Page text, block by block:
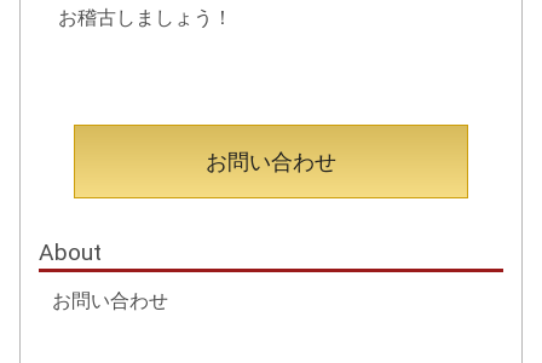
り、このところの状況からお弟子様方のご健康を考慮し、も
≪お稽古場再開のお知らせ≫７月より通常時間にてお稽古を
再開いたします。皆様にお会いできますことを楽しみにして
≪学会研究発表≫2020年7月4日、東洋音楽学会で当会代表衣
お稽古しましょう！
お問い合わせ
About
お問い合わせ